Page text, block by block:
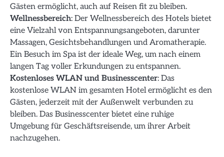
Gästen ermöglicht, auch auf Reisen fit zu bleiben.
Wellnessbereich: Der Wellnessbereich des Hotels bietet
eine Vielzahl von Entspannungsangeboten, darunter
Massagen, Gesichtsbehandlungen und Aromatherapie.
Ein Besuch im Spa ist der ideale Weg, um nach einem
langen Tag voller Erkundungen zu entspannen.
Kostenloses WLAN und Businesscenter: Das
kostenlose WLAN im gesamten Hotel ermöglicht es den
Gästen, jederzeit mit der Außenwelt verbunden zu
bleiben. Das Businesscenter bietet eine ruhige
Umgebung für Geschäftsreisende, um ihrer Arbeit
nachzugehen.